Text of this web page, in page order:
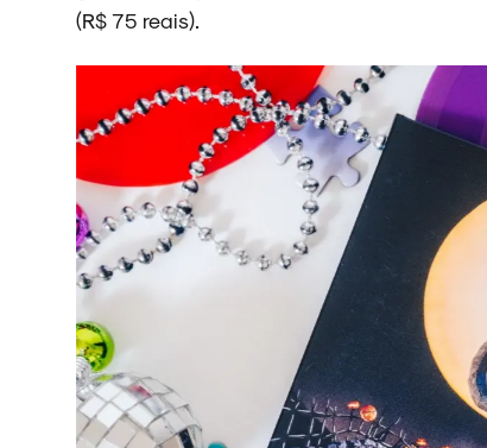
ESPECIAIS
FAIXA A FAIXA
(R$ 75 reais).